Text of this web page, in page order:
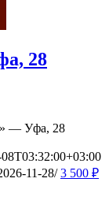
28
— Уфа, 28
11-28/ 3 500 ₽